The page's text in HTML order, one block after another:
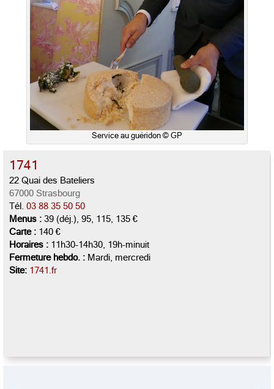
Service au guéridon © GP
1741
22 Quai des Bateliers
67000 Strasbourg
Tél. 03 88 35 50 50
Menus : 39 (déj.), 95, 115, 135 €
Carte : 140 €
Horaires : 11h30-14h30, 19h-minuit
Fermeture hebdo. : Mardi, mercredi
Site: 1741.fr